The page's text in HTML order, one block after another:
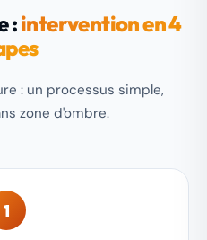
:intervention en 4
: un processus simple,
zone d'ombre.
1